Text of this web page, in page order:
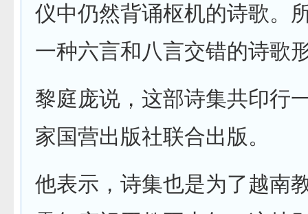
仪中仍然背诵枢机的诗歌。
一种六言和八言交错的诗歌
黎庭庞说，这部诗集共印行
家国营出版社联合出版。
他表示，诗集也是为了越南